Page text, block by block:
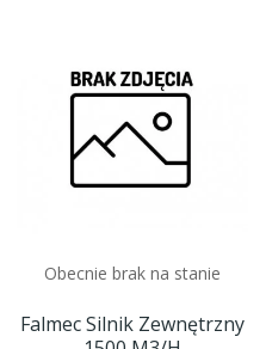
Obecnie brak na stanie
Falmec Silnik Zewnętrzny